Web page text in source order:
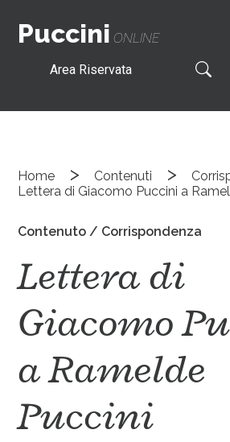
Puccini ONLINE
Area Riservata
Home > Contenuti >
Lettera di Giacomo Puccini a
Contenuto / Corrispondenza
Lettera di
Giacomo
a Ramelde
Puccini